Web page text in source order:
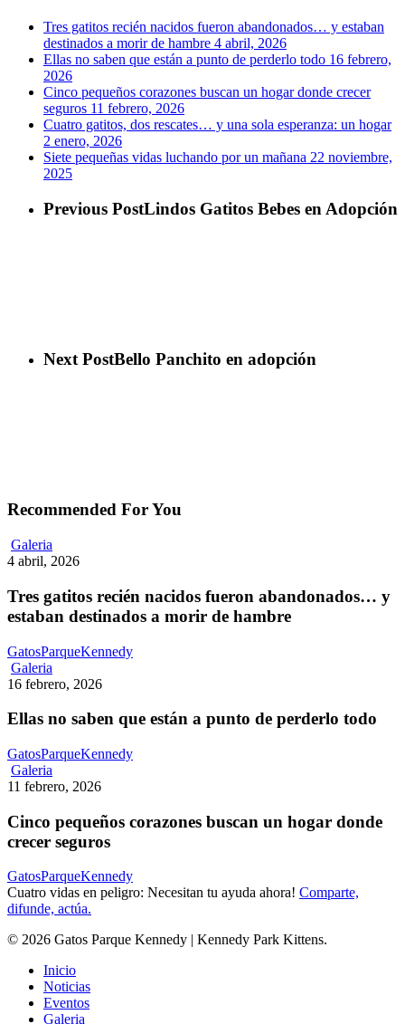
Tres gatitos recién nacidos fueron abandonados… y estaban
destinados a morir de hambre 4 abril, 2026
Ellas no saben que están a punto de perderlo todo 16 febrero,
2026
Cinco pequeños corazones buscan un hogar donde crecer
seguros 11 febrero, 2026
Cuatro gatitos, dos rescates… y una sola esperanza: un hogar
2 enero, 2026
Siete pequeñas vidas luchando por un mañana 22 noviembre,
2025
Previous PostLindos Gatitos Bebes en Adopción
Next PostBello Panchito en adopción
Recommended For You
Galeria
gatitos
nacidos
fueron
abandonados…
estaban
destinados
a
de
4 abril, 2026
Tres gatitos recién nacidos fueron abandonados… y
estaban destinados a morir de hambre
GatosParqueKennedy
Galeria
no
que
a
punto
de
perderlo
16 febrero, 2026
Ellas no saben que están a punto de perderlo todo
GatosParqueKennedy
Galeria
pequeños
buscan
un
hogar
crecer
seguros
11 febrero, 2026
Cinco pequeños corazones buscan un hogar donde
crecer seguros
GatosParqueKennedy
Cuatro vidas en peligro: Necesitan tu ayuda ahora! Comparte,
difunde, actúa.
© 2026 Gatos Parque Kennedy | Kennedy Park Kittens.
Close
Menu
Inicio
Noticias
Eventos
Galeria